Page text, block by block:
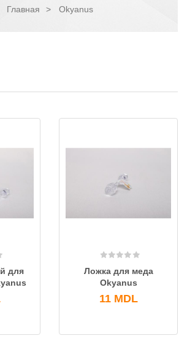
Главная > Okyanus
для
Ложка для меда
Okyanus
11 MDL